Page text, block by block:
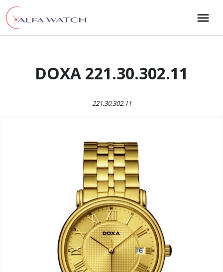
Przejdź do treści
Main Navigation
DOXA 221.30.302.11
221.30.302.11